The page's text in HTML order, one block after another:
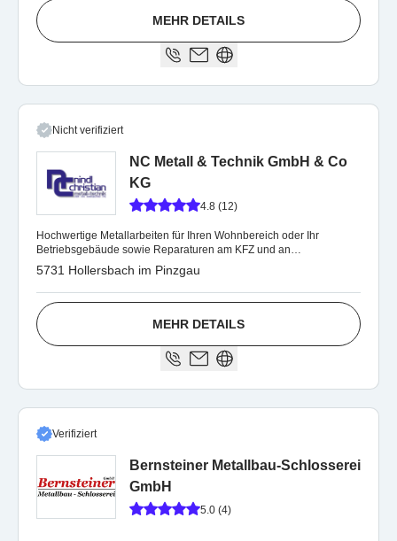
MEHR DETAILS
Nicht verifiziert
NC Metall & Technik GmbH & Co
KG
4.8 (12)
Hochwertige Metallarbeiten für Ihren Wohnbereich oder Ihr
Betriebsgebäude sowie Reparaturen am KFZ und an
Landmaschinen.
5731 Hollersbach im Pinzgau
MEHR DETAILS
Verifiziert
Bernsteiner Metallbau-Schlosserei
GmbH
5.0 (4)